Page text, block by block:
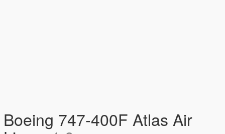
Boeing 747-400F Atlas Air